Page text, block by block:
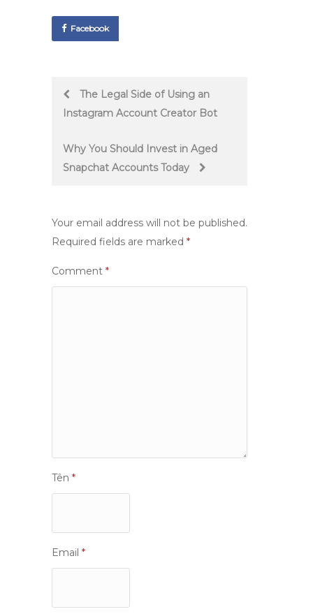
Facebook
PostThe Legal Side of Using an
Instagram Account Creator Bot
Why You Should Invest in Aged
Snapchat Accounts Today
Your email address will not be published.
Required fields are marked *
Comment *
Tên *
Email *